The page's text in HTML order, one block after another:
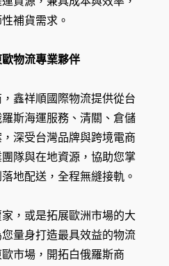
補貨需求。
物流專業夥伴
鑫祥順國際物流提供從台
斯海運服務、清關、倉儲
深受台灣品牌與跨境電商
隊與在地資源，協助您掌
地配送，全程無縫接軌。
，或是拓展歐洲市場的大
量身打造最具效益的物流
市場，開拓白俄羅斯商